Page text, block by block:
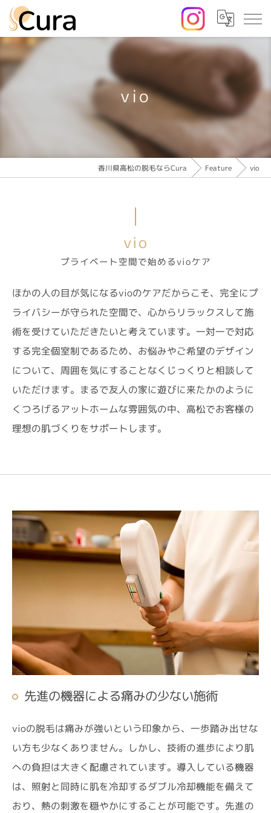
vio
香川県高松の脱毛ならCura Feature vio
プライベート空間で始めるvioケア
vio
ほかの人の目が気になるvioのケアだからこそ、完全にプ
ライバシーが守られた空間で、心からリラックスして施
術を受けていただきたいと考えています。一対一で対応
する完全個室制であるため、お悩みやご希望のデザイン
について、周囲を気にすることなくじっくりと相談して
いただけます。まるで友人の家に遊びに来たかのように
くつろげるアットホームな雰囲気の中、高松でお客様の
理想の肌づくりをサポートします。
先進の機器による痛みの少ない施術
vioの脱毛は痛みが強いという印象から、一歩踏み出せな
い方も少なくありません。しかし、技術の進歩により肌
への負担は大きく配慮されています。導入している機器
は、照射と同時に肌を冷却するダブル冷却機能を備えて
おり、熱の刺激を穏やかにすることが可能です。先進の